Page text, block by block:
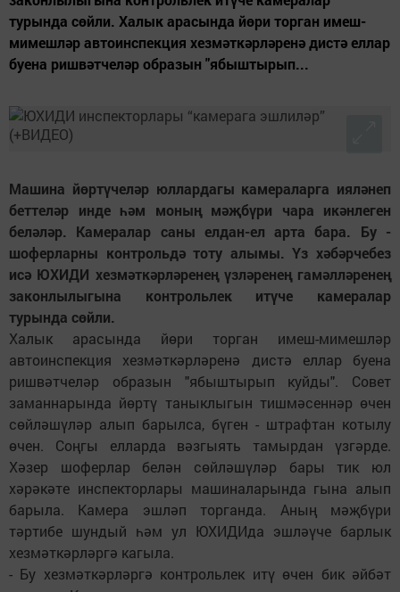
турында сөйли. Халык арасында йөри торган имеш-
мимешләр автоинспекция хезмәткәрләренә дистә еллар
буена ришвәтчеләр образын "ябыштырып...
Машина йөртүчеләр юллардагы камераларга ияләнеп
беттеләр инде һәм моның мәҗбүри чара икәнлеген
беләләр. Камералар саны елдан-ел арта бара. Бу -
шоферларны контрольдә тоту алымы. Үз хәбәрчебез
исә ЮХИДИ хезмәткәрләренең үзләренең гамәлләренең
законлылыгына контрольлек итүче камералар
турында сөйли.
Халык арасында йөри торган имеш-мимешләр
автоинспекция хезмәткәрләренә дистә еллар буена
ришвәтчеләр образын "ябыштырып куйды". Совет
заманнарында йөртү таныклыгын тишмәсеннәр өчен
сөйләшүләр алып барылса, бүген - штрафтан котылу
өчен. Соңгы елларда вәзгыять тамырдан үзгәрде.
Хәзер шоферлар белән сөйләшүләр бары тик юл
хәрәкәте инспекторлары машиналарында гына алып
барыла. Камера эшләп торганда. Аның мәҗбүри
тәртибе шундый һәм ул ЮХИДИда эшләүче барлык
хезмәткәрләргә кагыла.
- Бу хезмәткәрләргә контрольлек итү өчен бик әйбәт